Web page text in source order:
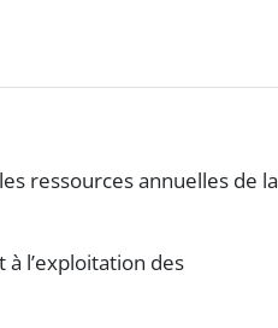
ressources annuelles de la
à l’exploitation des